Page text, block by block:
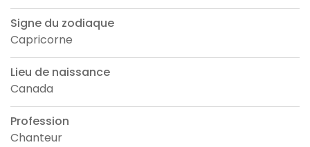
Signe du zodiaque
Capricorne
Lieu de naissance
Canada
Profession
Chanteur